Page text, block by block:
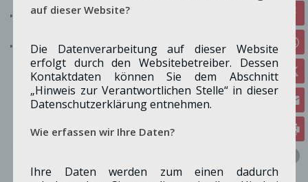
Wir fordern regelmäßigstattfindende Kinder-und Jugendforen,damit
Familienfreundlich. Jetzt schon handeln und den geplanten
Rechtsanspruch auf Ganztags-betreuung für Grundschulkinder
umsetzen. Allen Kindern soll eine gute Sprach-und Leseförderung, Zeit
für Musik, Sport und/oder Hausaufgabenbetreuung in der Grundschule
zustehen.
auf dieser Website?
Die Datenverarbeitung auf dieser Website
erfolgt durch den Websitebetreiber. Dessen
Kontaktdaten können Sie dem Abschnitt
„Hinweis zur Verantwortlichen Stelle“ in dieser
Datenschutzerklärung entnehmen.
Wie erfassen wir Ihre Daten?
Ihre Daten werden zum einen dadurch